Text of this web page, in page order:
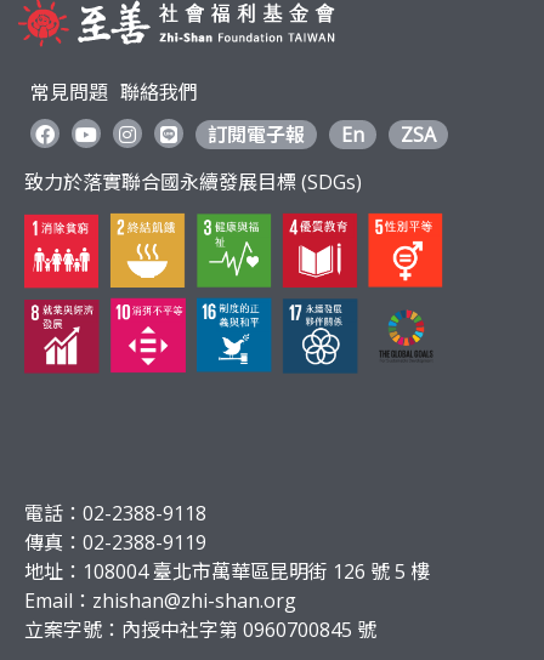
常見問題 聯絡我們
訂閱電子報
En
ZSA
致力於落實聯合國永續發展目標 (SDGs)
電話：02-2388-9118
傳真：02-2388-9119
地址：108004 臺北市萬華區昆明街 126 號 5 樓
Email： zhishan@zhi-shan.org
立案字號：內授中社字第 0960700845 號